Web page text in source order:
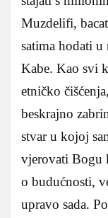
Muzdelifi,
satima hodati
Kabe. Kao svi
etničko
beskrajno
stvar u kojoj
vjerovati Bogu
o budućnosti,
upravo sada.